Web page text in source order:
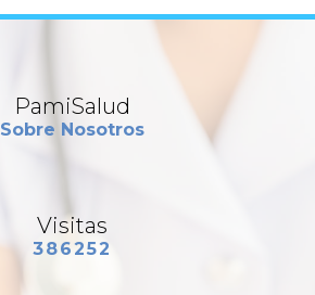
PamiSalud
Sobre Nosotros
Visitas
386252